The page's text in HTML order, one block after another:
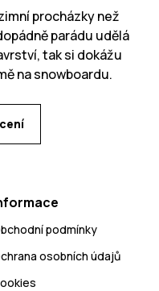
procházky než
parádu udělá
tak si dokážu
na snowboardu.
podmínky
osobních údajů